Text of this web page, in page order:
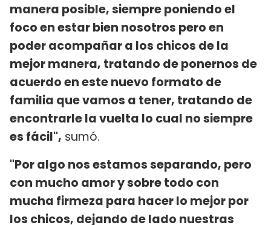
manera posible, siempre poniendo el
foco en estar bien nosotros pero en
poder acompañar a los chicos de la
mejor manera, tratando de ponernos de
acuerdo en este nuevo formato de
familia que vamos a tener, tratando de
encontrarle la vuelta lo cual no siempre
es fácil", sumó.
"Por algo nos estamos separando, pero
con mucho amor y sobre todo con
mucha firmeza para hacer lo mejor por
los chicos, dejando de lado nuestras